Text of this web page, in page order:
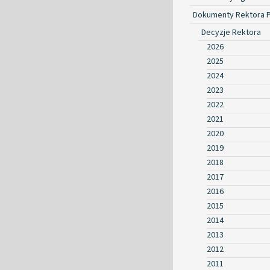
Dokumenty Rektora
Decyzje Rektora
2026
2025
2024
2023
2022
2021
2020
2019
2018
2017
2016
2015
2014
2013
2012
2011